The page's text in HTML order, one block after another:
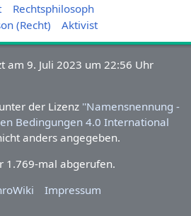
Rechtsphilosoph
(Recht) Aktivist
am 9.
der Lizenz
''Namensnennung -
Bedingungen 4.0 International
anders angegeben.